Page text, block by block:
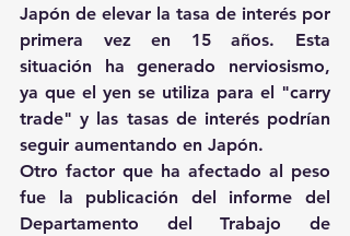
Japón de elevar la tasa de interés por
primera vez en 15 años. Esta
situación ha generado nerviosismo,
ya que el yen se utiliza para el "carry
trade" y las tasas de interés podrían
seguir aumentando en Japón.
Otro factor que ha afectado al peso
fue la publicación del informe del
Departamento del Trabajo de